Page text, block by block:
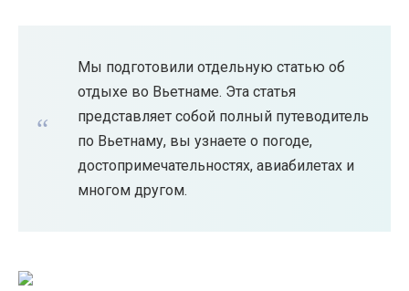
Мы подготовили отдельную статью об
отдыхе во Вьетнаме. Эта статья
представляет собой полный путеводитель
по Вьетнаму, вы узнаете о погоде,
достопримечательностях, авиабилетах и ​​
многом другом.